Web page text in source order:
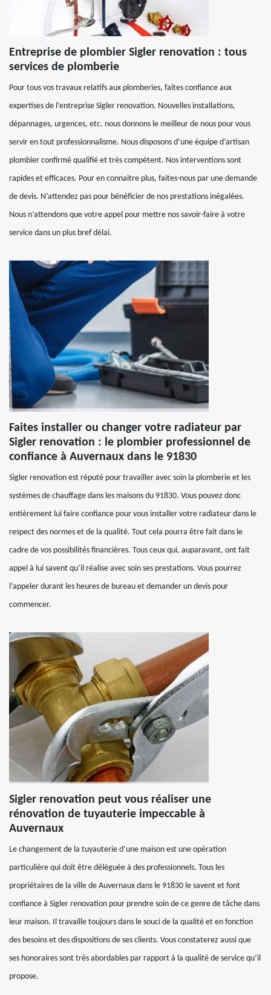
Entreprise de plombier Sigler renovation : tous
services de plomberie
Pour tous vos travaux relatifs aux plomberies, faites confiance aux
expertises de l’entreprise Sigler renovation. Nouvelles installations,
dépannages, urgences, etc. nous donnons le meilleur de nous pour vous
servir en tout professionnalisme. Nous disposons d’une équipe d’artisan
plombier confirmé qualifié et très compétent. Nos interventions sont
rapides et efficaces. Pour en connaitre plus, faites-nous par une demande
de devis. N’attendez pas pour bénéficier de nos prestations inégalées.
Nous n’attendons que votre appel pour mettre nos savoir-faire à votre
service dans un plus bref délai.
Faites installer ou changer votre radiateur par
Sigler renovation : le plombier professionnel de
confiance à Auvernaux dans le 91830
Sigler renovation est réputé pour travailler avec soin la plomberie et les
systèmes de chauffage dans les maisons du 91830. Vous pouvez donc
entièrement lui faire confiance pour vous installer votre radiateur dans le
respect des normes et de la qualité. Tout cela pourra être fait dans le
cadre de vos possibilités financières. Tous ceux qui, auparavant, ont fait
appel à lui savent qu’il réalise avec soin ses prestations. Vous pourrez
l’appeler durant les heures de bureau et demander un devis pour
commencer.
Sigler renovation peut vous réaliser une
rénovation de tuyauterie impeccable à
Auvernaux
Le changement de la tuyauterie d’une maison est une opération
particulière qui doit être déléguée à des professionnels. Tous les
propriétaires de la ville de Auvernaux dans le 91830 le savent et font
confiance à Sigler renovation pour prendre soin de ce genre de tâche dans
leur maison. Il travaille toujours dans le souci de la qualité et en fonction
des besoins et des dispositions de ses clients. Vous constaterez aussi que
ses honoraires sont très abordables par rapport à la qualité de service qu’il
propose.